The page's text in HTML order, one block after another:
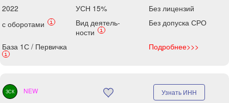
2022
УСН 15%
Без лицензий
с оборотами
i
Вид деятель-
ности
i
Без допуска СРО
База 1С / Первичка
i
Подробнее>>>
ЗСК NEW Узнать ИНН